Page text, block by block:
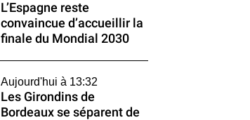
L’Espagne reste
convaincue d’accueillir la
finale du Mondial 2030
Aujourd'hui à 13:32
Les Girondins de
Bordeaux se séparent de